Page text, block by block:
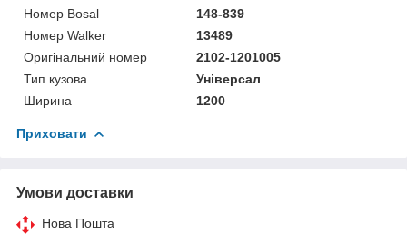
Номер Bosal
148-839
Номер Walker
13489
Оригінальний номер
2102-1201005
Тип кузова
Універсал
Ширина
1200
Приховати
Умови доставки
Нова Пошта